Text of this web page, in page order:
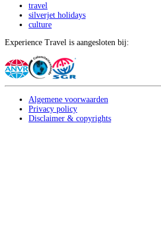
travel
silverjet holidays
culture
Experience Travel is aangesloten bij:
Algemene voorwaarden
Privacy policy
Disclaimer & copyrights